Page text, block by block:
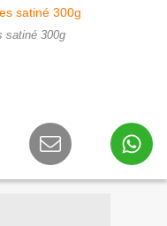
satiné 300g